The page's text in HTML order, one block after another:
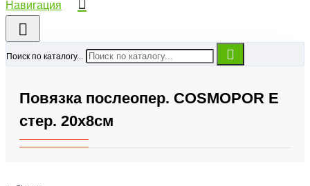
Поиск по каталогу...
Повязка послеопер. COSMOPOR E
стер. 20х8см